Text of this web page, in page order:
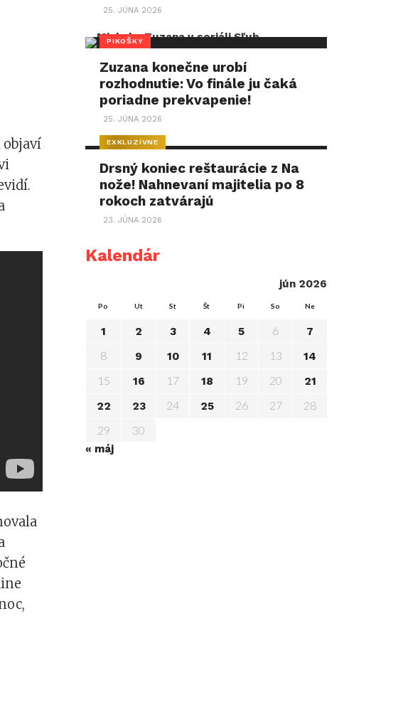
objaví
25. JÚNA 2026
PIKOŠKY
Zuzana konečne urobí
rozhodnutie: Vo finále ju čaká
poriadne prekvapenie!
25. JÚNA 2026
EXKLUZÍVNE
Drsný koniec reštaurácie z Na
nože! Nahnevaní majitelia po 8
rokoch zatvárajú
23. JÚNA 2026
Kalendár
jún 2026
Po Ut St Št Pi So Ne
1 2 3 4 5 6 7
8 9 10 11 12 13 14
15 16 17 18 19 20
21
22
23 24 25 26 27
28
29
30
« máj